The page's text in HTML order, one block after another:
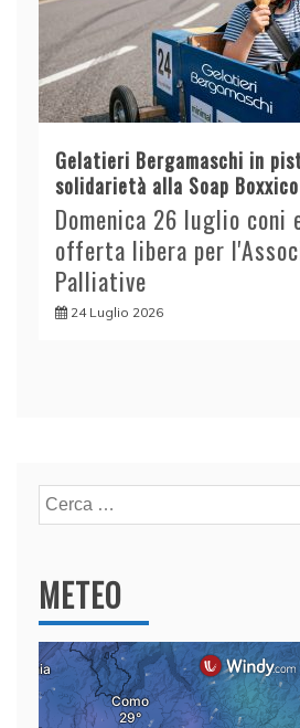
Gelatieri Bergamaschi in
solidarietà alla Soap
Domenica 26 luglio coni
offerta libera per
Palliative
24 Luglio 2026
Ricerca
per:
METEO